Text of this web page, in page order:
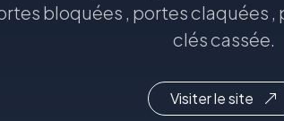
bloquées , portes claquées ,
clés cassée.
Visiter le site